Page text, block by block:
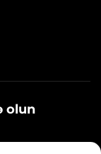
olun